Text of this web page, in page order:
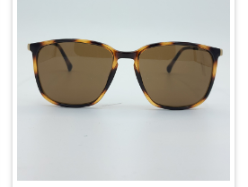
علاقه
مندی